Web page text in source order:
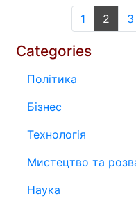
1 2 3
Categories
Політика
Бізнес
Технологія
Мистецтво та
Наука